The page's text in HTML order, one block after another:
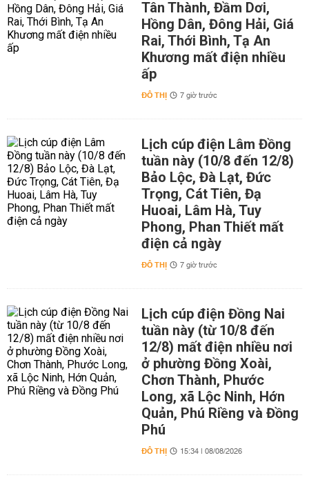
Tân Thành, Đầm Dơi,
Hồng Dân, Đông Hải, Giá
Rai, Thới Bình, Tạ An
Khương mất điện nhiều
ấp
ĐÔ THỊ 7 giờ trước
Lịch cúp điện Lâm Đồng
tuần này (10/8 đến 12/8)
Bảo Lộc, Đà Lạt, Đức
Trọng, Cát Tiên, Đạ
Huoai, Lâm Hà, Tuy
Phong, Phan Thiết mất
điện cả ngày
ĐÔ THỊ 7 giờ trước
Lịch cúp điện Đồng Nai
tuần này (từ 10/8 đến
12/8) mất điện nhiều nơi
ở phường Đồng Xoài,
Chơn Thành, Phước
Long, xã Lộc Ninh, Hớn
Quản, Phú Riềng và Đồng
Phú
ĐÔ THỊ 15:34 | 08/08/2026